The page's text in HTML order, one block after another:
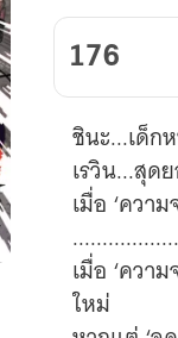
ฆาตกรรม
176
ชินะ...เด็ก
เรวิน...สุด
เมื่อ ‘ควา
เมื่อ ‘ควา
ใหม่